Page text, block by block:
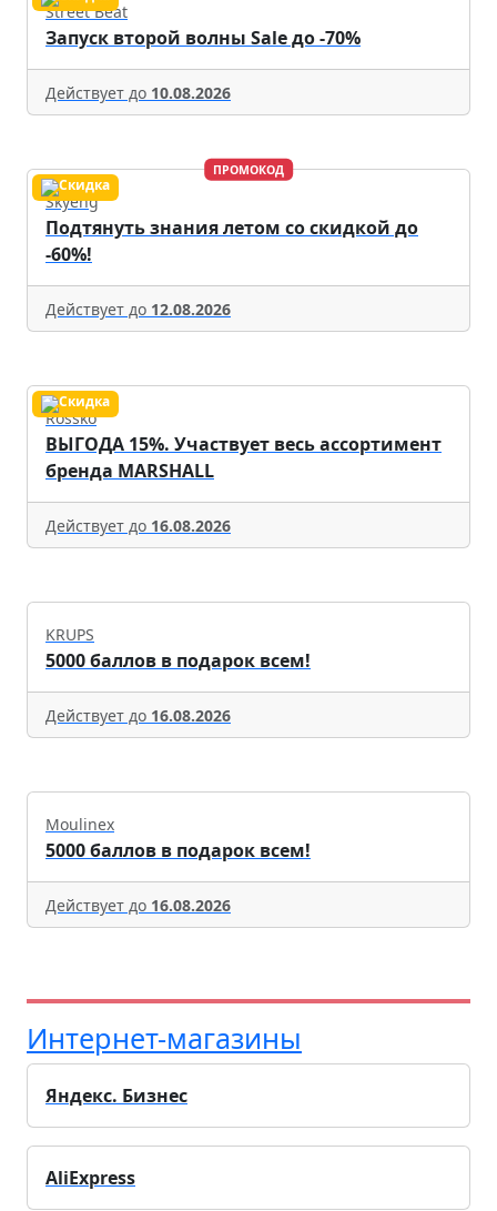
Street Beat
Запуск второй волны Sale до -70%
Действует до 10.08.2026
ПРОМОКОД
Skyeng
Подтянуть знания летом со скидкой до
-60%!
Действует до 12.08.2026
Rossko
ВЫГОДА 15%. Участвует весь ассортимент
бренда MARSHALL
Действует до 16.08.2026
KRUPS
5000 баллов в подарок всем!
Действует до 16.08.2026
Moulinex
5000 баллов в подарок всем!
Действует до 16.08.2026
Интернет-магазины
Яндекс. Бизнес
AliExpress